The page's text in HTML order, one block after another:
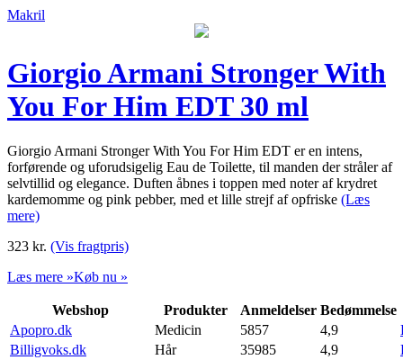
Makril
Giorgio Armani Stronger With
You For Him EDT 30 ml
Giorgio Armani Stronger With You For Him EDT er en intens,
forførende og uforudsigelig Eau de Toilette, til manden der stråler af
selvtillid og elegance. Duften åbnes i toppen med noter af krydret
kardemomme og pink pebber, med et lille strejf af opfriske (Læs
mere)
323 kr. (Vis fragtpris)
Læs mere »Køb nu »
Webshop Produkter Anmeldelser Bedømmelse
Apopro.dk
Medicin 5857 4,9
Billigvoks.dk
Hår 35985 4,9